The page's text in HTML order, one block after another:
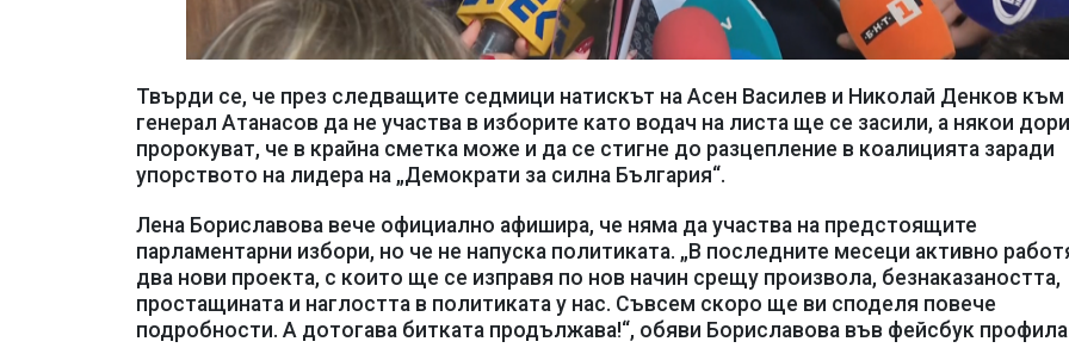
Твърди се, че през следващите седмици натискът на Асен Василев и Николай Денков към
генерал Атанасов да не участва в изборите като водач на листа ще се засили, а някои дори
пророкуват, че в крайна сметка може и да се стигне до разцепление в коалицията заради
упорството на лидера на „Демократи за силна България“.
Лена Бориславова вече официално афишира, че няма да участва на предстоящите
парламентарни избори, но че не напуска политиката. „В последните месеци активно
два нови проекта, с които ще се изправя по нов начин срещу произвола, безнаказаността,
простащината и наглостта в политиката у нас. Съвсем скоро ще ви споделя повече
подробности. А дотогава битката продължава!“, обяви Бориславова във фейсбук